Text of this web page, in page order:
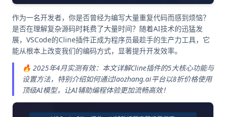
作为一名开发者，你是否曾经为编写大量重复代码而感到烦恼？
是否在理解复杂源码时耗费了大量时间？随着AI技术的迅猛发
展，VSCode的Cline插件正成为程序员最趁手的生产力工具，它
能从根本上改变我们的编码方式，显著提升开发效率。
🔥 2025年4月实测有效：本文详解Cline插件的5大核心功能与
设置方法，特别介绍如何通过laozhang.ai平台以8折价格使用
顶级AI模型，让AI辅助编程体验更加流畅高效！